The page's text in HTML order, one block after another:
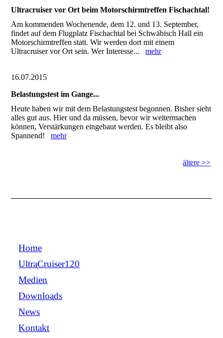
Ultracruiser vor Ort beim Motorschirmtreffen Fischachtal!
Am kommenden Wochenende, dem 12. und 13. September,
findet auf dem Flugplatz Fischachtal bei Schwäbisch Hall ein
Motorschirmtreffen statt. Wir werden dort mit einem
Ultracruiser vor Ort sein. Wer Interesse...mehr
16.07.2015
Belastungstest im Gange...
Heute haben wir mit dem Belastungstest begonnen. Bisher sieht
alles gut aus. Hier und da müssen, bevor wir weitermachen
können, Verstärkungen eingebaut werden. Es bleibt also
Spannend!mehr
ältere >>
Home
UltraCruiser120
Medien
Downloads
News
Kontakt